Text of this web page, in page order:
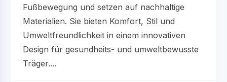
Fußbewegung und setzen auf nachhaltige
Materialien. Sie bieten Komfort, Stil und
Umweltfreundlichkeit in einem innovativen
Design für gesundheits- und umweltbewusste
Träger....